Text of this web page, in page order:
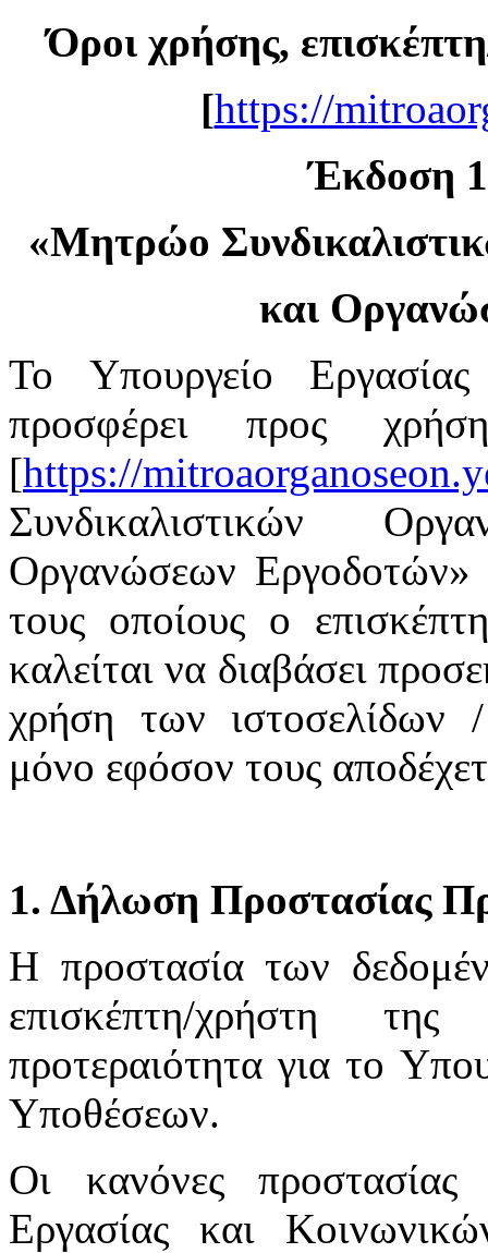
Όροι χρήσης,
[https://
Έκδοση
«Μητρώο
και
Το Υπουργείο
προσφέρει προς
[https://
Συνδικαλιστικών
Οργανώσεων Εργοδοτών»
τους οποίους ο
καλείται να διαβάσει
χρήση των ιστοσελίδων
μόνο εφόσον τους
1. Δήλωση Προστασίας
H προστασία των
επισκέπτη/χρήστη
προτεραιότητα για το
Υποθέσεων.
Οι κανόνες
Εργασίας και